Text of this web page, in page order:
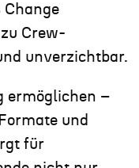
Change
Crew-
unverzichtbar.
ermöglichen –
und
für